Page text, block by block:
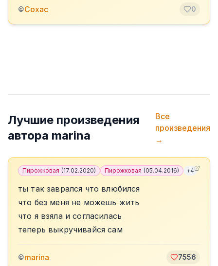
©Сохас 0
Лучшие произведения
автора marina
Все
произведения
→
Пирожковая (17.02.2020) Пирожковая (05.04.2016) +4
ты так заврался что влюбился
что без меня не можешь жить
что я взяла и согласилась
теперь выкручивайся сам
©marina 7556